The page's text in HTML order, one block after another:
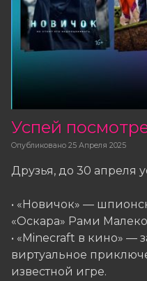
Успей
Опубликовано 25 Апреля 2025
Друзья, до 30 апреля
• «Новичок» —
«Оскара» Рами
• «Minecraft в кино» —
виртуальное
известной игре.